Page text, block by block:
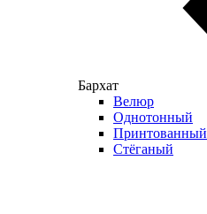
Бархат
Велюр
Однотонный
Принтованный
Стёганый